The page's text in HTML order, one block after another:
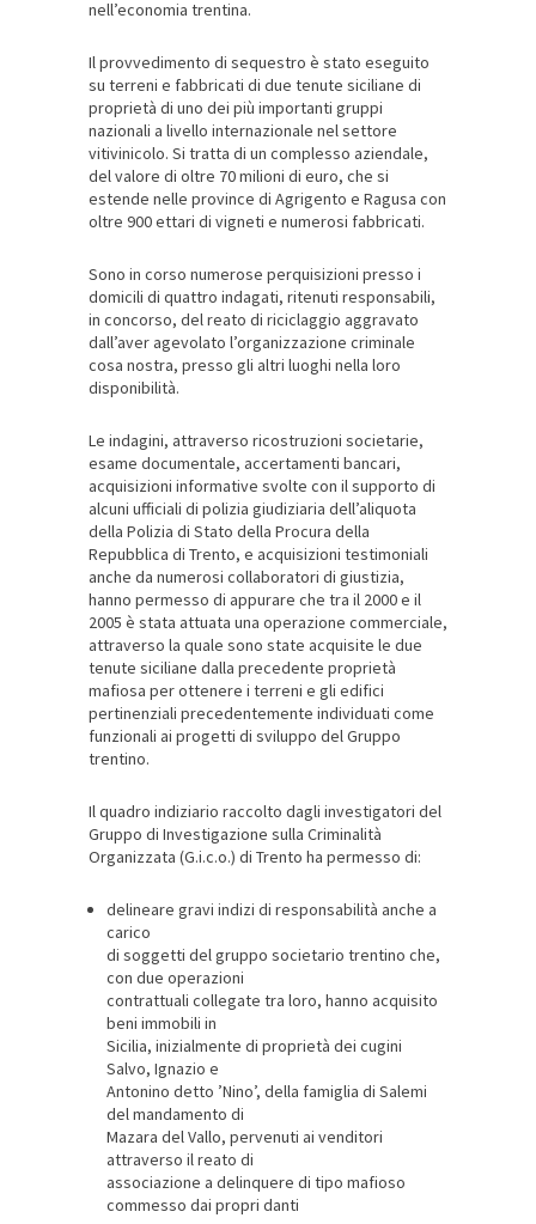
nell’economia trentina.
Il provvedimento di sequestro è stato eseguito
su terreni e fabbricati di due tenute siciliane di
proprietà di uno dei più importanti gruppi
nazionali a livello internazionale nel settore
vitivinicolo. Si tratta di un complesso aziendale,
del valore di oltre 70 milioni di euro, che si
estende nelle province di Agrigento e Ragusa con
oltre 900 ettari di vigneti e numerosi fabbricati.
Sono in corso numerose perquisizioni presso i
domicili di quattro indagati, ritenuti responsabili,
in concorso, del reato di riciclaggio aggravato
dall’aver agevolato l’organizzazione criminale
cosa nostra, presso gli altri luoghi nella loro
disponibilità.
Le indagini, attraverso ricostruzioni societarie,
esame documentale, accertamenti bancari,
acquisizioni informative svolte con il supporto di
alcuni ufficiali di polizia giudiziaria dell’aliquota
della Polizia di Stato della Procura della
Repubblica di Trento, e acquisizioni testimoniali
anche da numerosi collaboratori di giustizia,
hanno permesso di appurare che tra il 2000 e il
2005 è stata attuata una operazione commerciale,
attraverso la quale sono state acquisite le due
tenute siciliane dalla precedente proprietà
mafiosa per ottenere i terreni e gli edifici
pertinenziali precedentemente individuati come
funzionali ai progetti di sviluppo del Gruppo
trentino.
Il quadro indiziario raccolto dagli investigatori del
Gruppo di Investigazione sulla Criminalità
Organizzata (G.i.c.o.) di Trento ha permesso di:
delineare gravi indizi di responsabilità anche a
carico
di soggetti del gruppo societario trentino che,
con due operazioni
contrattuali collegate tra loro, hanno acquisito
beni immobili in
Sicilia, inizialmente di proprietà dei cugini
Salvo, Ignazio e
Antonino detto ’Nino’, della famiglia di Salemi
del mandamento di
Mazara del Vallo, pervenuti ai venditori
attraverso il reato di
associazione a delinquere di tipo mafioso
commesso dai propri danti